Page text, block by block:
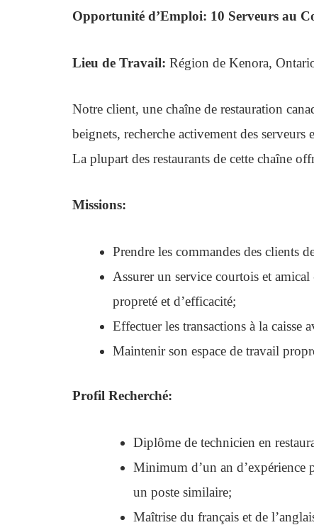
Opportunité d’Emploi: 10 Serveurs au
Lieu de Travail: Région de Kenora,
Notre client, une chaîne de restauration
beignets, recherche activement des
La plupart des restaurants de cette chaîne
Missions:
Prendre les commandes des clients
Assurer un service courtois et
propreté et d’efficacité;
Effectuer les transactions à la caisse
Maintenir son espace de travail
Profil Recherché:
Diplôme de technicien en
Minimum d’un an d’expérience
un poste similaire;
Maîtrise du français et de